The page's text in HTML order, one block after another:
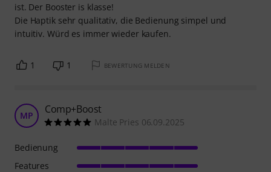
ist. Der Booster is klasse!
Die Haptik sehr qualitativ, die Bedienung simpel und
intuitiv. Würd es immer wieder kaufen.
1 1 BEWERTUNG MELDEN
MP Comp+Boost
Malte Pries 06.09.2025
Bedienung
Features